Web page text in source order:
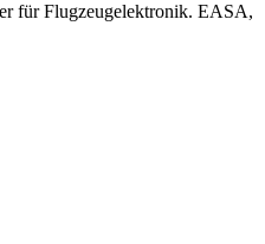
für Flugzeugelektronik. EASA,